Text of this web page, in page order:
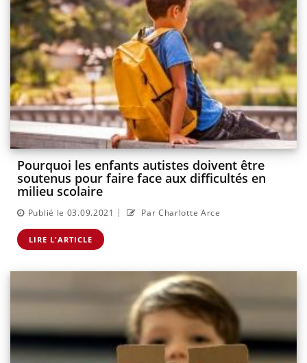
Pourquoi les enfants autistes doivent être
soutenus pour faire face aux difficultés en
milieu scolaire
Publié le 03.09.2021 | Par Charlotte Arce
LIRE L'ARTICLE